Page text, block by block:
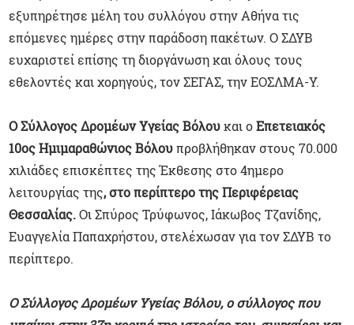
εξυπηρέτησε μέλη του συλλόγου στην Αθήνα τις
επόμενες ημέρες στην παράδοση πακέτων. Ο ΣΔΥΒ
ευχαριστεί επίσης τη διοργάνωση και όλους τους
εθελοντές και χορηγούς, τον ΣΕΓΑΣ, την ΕΟΣΛΜΑ-Υ.
Ο Σύλλογος Δρομέων Υγείας Βόλουκαι οΕπετειακός
10ος Ημιμαραθώνιος Βόλουπροβλήθηκαν στους 70.000
χιλιάδες επισκέπτες της Έκθεσης στο 4ημερο
λειτουργίας της, στο περίπτερο της Περιφέρειας
Θεσσαλίας.Οι Σπύρος Τρύφωνος, Ιάκωβος Τζανίδης,
Ευαγγελία Παπαχρήστου, στελέχωσαν για τον ΣΔΥΒ το
περίπτερο.
Ο Σύλλογος Δρομέων Υγείας Βόλου, ο σύλλογος που